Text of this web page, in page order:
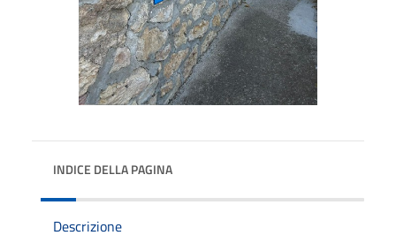
INDICE DELLA PAGINA
Descrizione